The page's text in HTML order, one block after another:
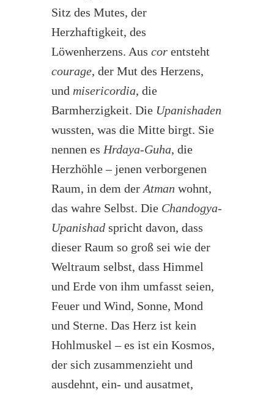
Sitz des Mutes, der
Herzhaftigkeit, des
Löwenherzens. Aus cor entsteht
courage, der Mut des Herzens,
und misericordia, die
Barmherzigkeit. Die Upanishaden
wussten, was die Mitte birgt. Sie
nennen es Hrdaya-Guha, die
Herzhöhle – jenen verborgenen
Raum, in dem der Atman wohnt,
das wahre Selbst. Die Chandogya-
Upanishad spricht davon, dass
dieser Raum so groß sei wie der
Weltraum selbst, dass Himmel
und Erde von ihm umfasst seien,
Feuer und Wind, Sonne, Mond
und Sterne. Das Herz ist kein
Hohlmuskel – es ist ein Kosmos,
der sich zusammenzieht und
ausdehnt, ein- und ausatmet,